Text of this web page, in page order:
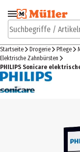
Zur Navigation
springen
Suchbegriffe /
Startseite Drogerie Pflege
Elektrische Zahnbürsten
PHILIPS Sonicare